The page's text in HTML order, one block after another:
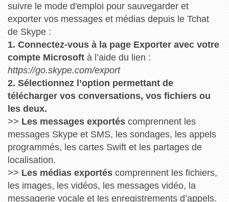
suivre le mode d'emploi pour sauvegarder et
exporter vos messages et médias depuis le Tchat
de Skype :
1. Connectez-vous à la page Exporter avec votre
compte Microsoftà l’aide du lien :
https://go.skype.com/export
2. Sélectionnez l’option permettant de
télécharger vos conversations, vos fichiers ou
les deux.
>> Les messages exportéscomprennent les
messages Skype et SMS, les sondages, les appels
programmés, les cartes Swift et les partages de
localisation.
>> Les médias exportéscomprennent les fichiers,
les images, les vidéos, les messages vidéo, la
messagerie vocale et les enregistrements d’appels.